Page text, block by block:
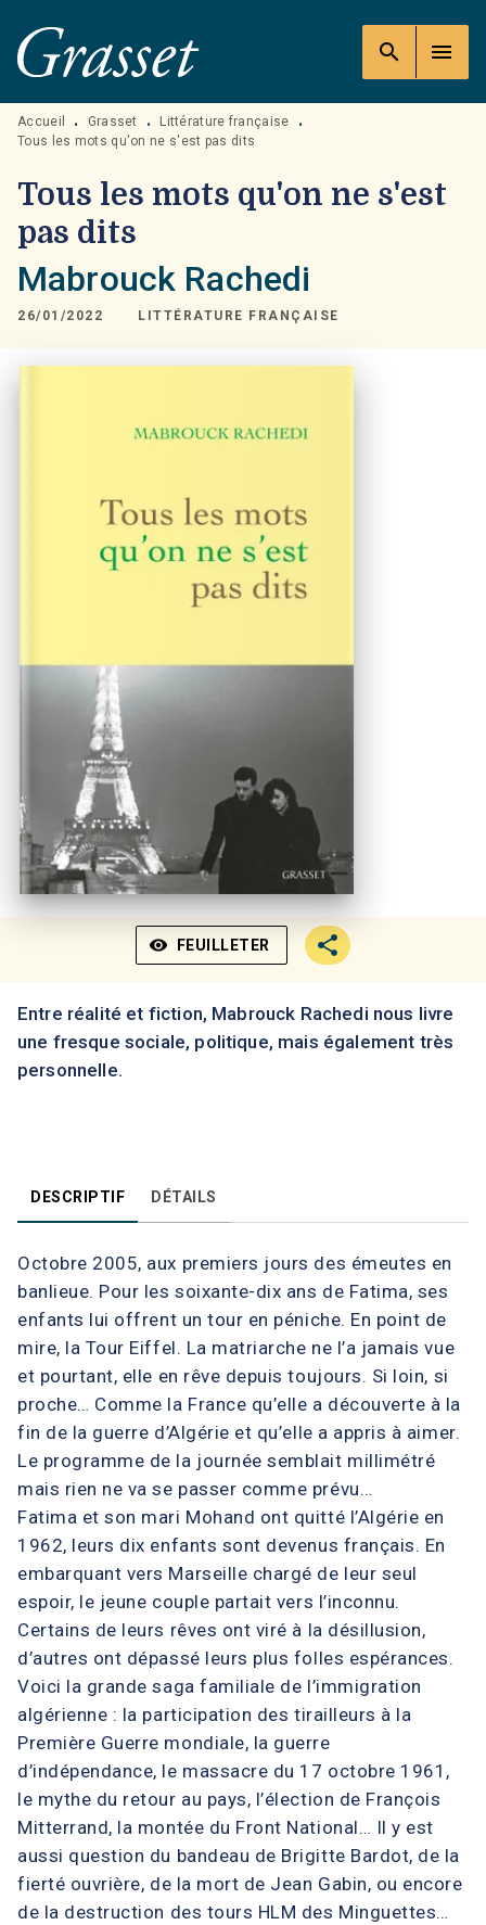
MENU RECHERCHE
PIED DE PAGE
search menu
Accueil • Grasset • Littérature française
•
Tous les mots qu'on ne s'est pas dits
Tous les mots qu'on ne s'est
pas dits
Mabrouck Rachedi
26/01/2022 LITTÉRATURE FRANÇAISE
visibility FEUILLETER
Entre réalité et fiction, Mabrouck Rachedi nous livre
une fresque sociale, politique, mais également très
personnelle.
DESCRIPTIF DÉTAILS
Octobre 2005, aux premiers jours des émeutes en
banlieue. Pour les soixante-dix ans de Fatima, ses
enfants lui offrent un tour en péniche. En point de
mire, la Tour Eiffel. La matriarche ne l’a jamais vue
et pourtant, elle en rêve depuis toujours. Si loin, si
proche… Comme la France qu’elle a découverte à la
fin de la guerre d’Algérie et qu’elle a appris à aimer.
Le programme de la journée semblait millimétré
mais rien ne va se passer comme prévu…
Fatima et son mari Mohand ont quitté l’Algérie en
1962, leurs dix enfants sont devenus français. En
embarquant vers Marseille chargé de leur seul
espoir, le jeune couple partait vers l’inconnu.
Certains de leurs rêves ont viré à la désillusion,
d’autres ont dépassé leurs plus folles espérances.
Voici la grande saga familiale de l’immigration
algérienne : la participation des tirailleurs à la
Première Guerre mondiale, la guerre
d’indépendance, le massacre du 17 octobre 1961,
le mythe du retour au pays, l’élection de François
Mitterrand, la montée du Front National… Il y est
aussi question du bandeau de Brigitte Bardot, de la
fierté ouvrière, de la mort de Jean Gabin, ou encore
de la destruction des tours HLM des Minguettes…